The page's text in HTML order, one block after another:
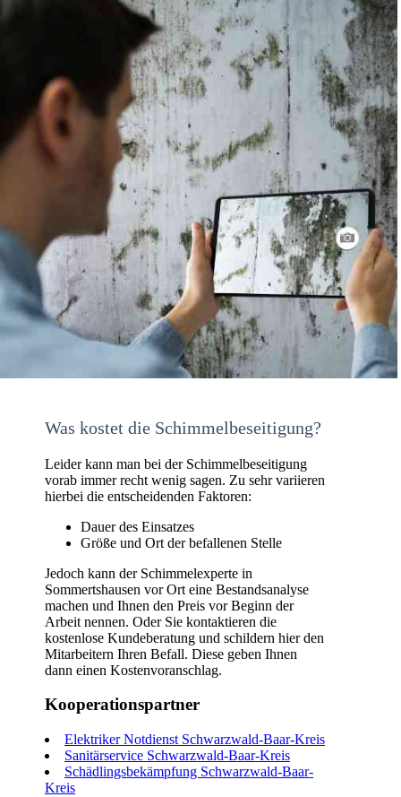
Was kostet die Schimmelbeseitigung?
Leider kann man bei der Schimmelbeseitigung
vorab immer recht wenig sagen. Zu sehr variieren
hierbei die entscheidenden Faktoren:
Dauer des Einsatzes
Größe und Ort der befallenen Stelle
Jedoch kann der Schimmelexperte in
Sommertshausen vor Ort eine Bestandsanalyse
machen und Ihnen den Preis vor Beginn der
Arbeit nennen. Oder Sie kontaktieren die
kostenlose Kundeberatung und schildern hier den
Mitarbeitern Ihren Befall. Diese geben Ihnen
dann einen Kostenvoranschlag.
Kooperationspartner
Elektriker Notdienst Schwarzwald-Baar-Kreis
Sanitärservice Schwarzwald-Baar-Kreis
Schädlingsbekämpfung Schwarzwald-Baar-
Kreis